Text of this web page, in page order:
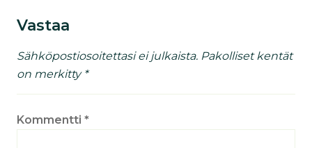
Vastaa
Sähköpostiosoitettasi ei julkaista. Pakolliset kentät
on merkitty *
Kommentti *